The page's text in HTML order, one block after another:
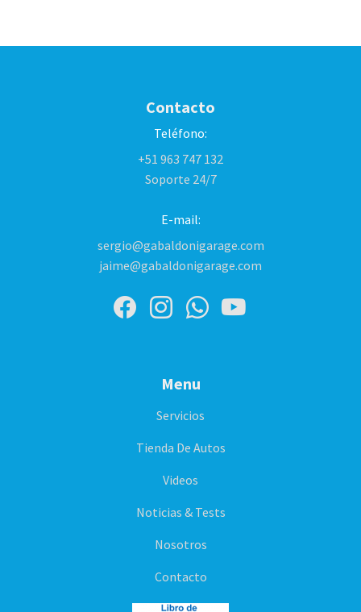
Contacto
Teléfono:
+51 963 747 132
Soporte 24/7
E-mail:
sergio@gabaldonigarage.com
jaime@gabaldonigarage.com
Menu
Servicios
Tienda De Autos
Videos
Noticias & Tests
Nosotros
Contacto